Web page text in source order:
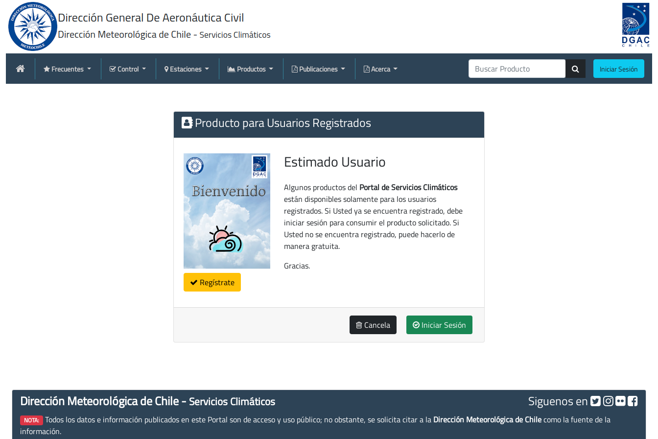
Frecuentes Control Estaciones Productos Publicaciones Acerca Iniciar Sesión
Producto para Usuarios Registrados
Regístrate
Estimado Usuario
Algunos productos del Portal de Servicios Climáticos
están disponibles solamente para los usuarios
registrados. Si Usted ya se encuentra registrado, debe
iniciar sesión para consumir el producto solicitado. Si
Usted no se encuentra registrado, puede hacerlo de
manera gratuita.
Gracias.
Cancela Iniciar Sesión
Dirección Meteorológica de Chile - Servicios Climáticos Siguenos en
NOTA: Todos los datos e información publicados en este Portal son de acceso y uso público; no obstante, se solicita citar a la Dirección Meteorológica de Chilecomo la fuente de la
información.